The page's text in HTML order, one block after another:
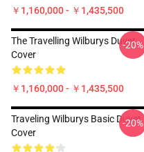
￥1,160,000 - ￥1,435,500
The Travelling Wilburys Duvet
Cover
￥1,160,000 - ￥1,435,500
-20%
Traveling Wilburys Basic Duvet
Cover
-20%